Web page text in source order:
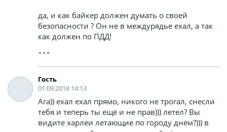
да, и как байкер должен думать о своей
безопасности ? Он не в междурядье ехал, а так
как должен по ПДД!
Гость
01.09.2018 14:13
Ага)) ехал ехал прямо, никого не трогал, снесли
тебя и теперь ты ещё и не прав))) летел? Вы
видите харлеи летающие по городу днём?))) в